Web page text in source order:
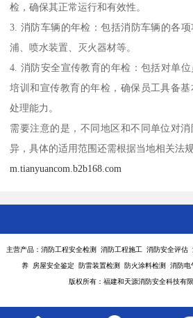
检，确保其正常运行和有效性。
3. 消防车辆的年检：包括消防车辆的各
浦、喷水装置、灭火器材等。
4. 消防安全宣传教育的年检：包括对单
培训和宣传教育的年检，确保员工具备
处理能力。
需要注意的是，不同地区和不同单位对
异，具体的适用范围还需根据当地相关法
m.tianyuancom.b2b168.com
主营产品：消防工程安全检测 消防工程施工 消防安全评
养 房屋安全鉴定 防雷装置检测 防火涂料检测 消防电
版权所有：福建和天源消防安全科技有